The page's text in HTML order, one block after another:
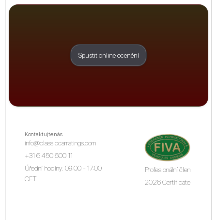
Spustit online ocenění
Kontaktujte nás
info@classiccarratings.com
+31 6 450 600 11
Úřední hodiny: 09:00 - 17:00
CET
Profesionální člen
2026 Certificate